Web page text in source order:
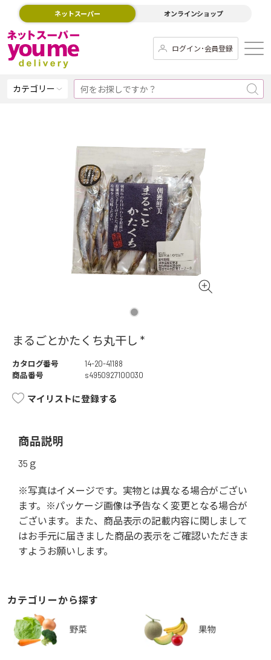
ネットスーパー オンラインショップ
ログイン･会員登録
カテゴリー
まるごとかたくち丸干し *
カタログ番号
14-20-41188
商品番号
s4950927100030
マイリストに登録する
商品説明
35ｇ
※写真はイメージです。実物とは異なる場合がござい
ます。※パッケージ画像は予告なく変更となる場合が
ございます。また、商品表示の記載内容に関しまして
はお手元に届きました商品の表示をご確認いただきま
すようお願いします。
カテゴリーから探す